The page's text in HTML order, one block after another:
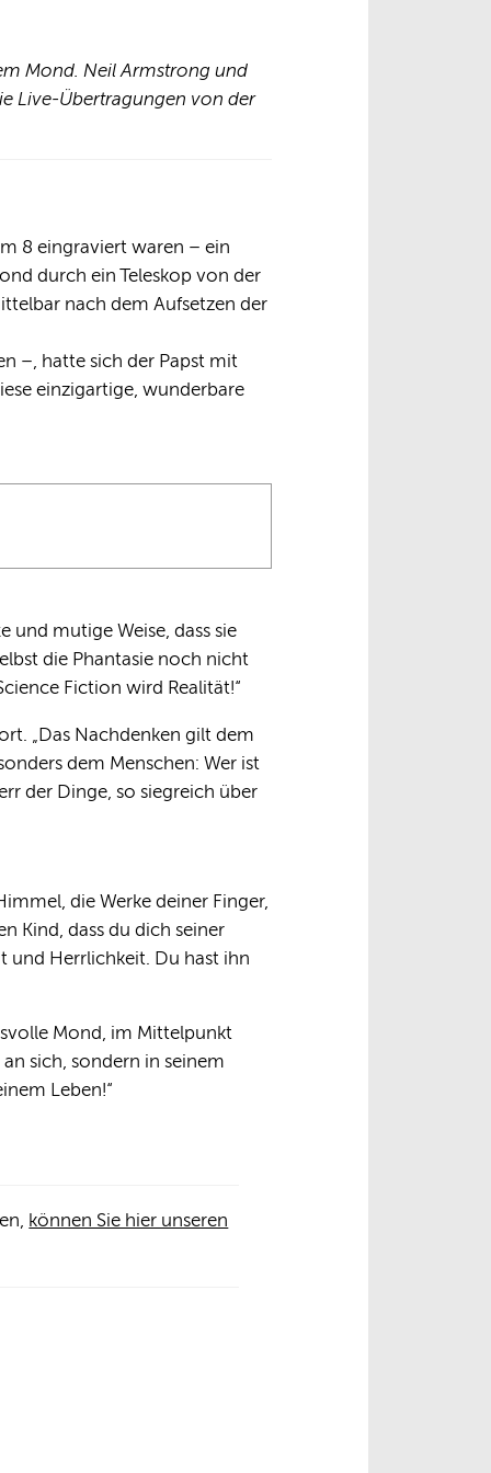
Mond. Neil Armstrong und
Live-Übertragungen von der
8 eingraviert waren – ein
durch ein Teleskop von der
nach dem Aufsetzen der
–, hatte sich der Papst mit
einzigartige, wunderbare
und mutige Weise, dass sie
die Phantasie noch nicht
Fiction wird Realität!“
„Das Nachdenken gilt dem
dem Menschen: Wer ist
der Dinge, so siegreich über
die Werke deiner Finger,
Kind, dass du dich seiner
und Herrlichkeit. Du hast ihn
Mond, im Mittelpunkt
sich, sondern in seinem
Leben!“
können Sie hier unseren